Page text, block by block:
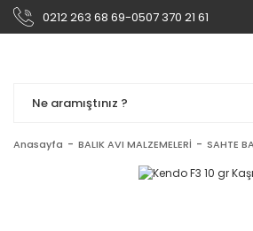
0212 263 68 69-0507 370 21 61
Anasayfa BALIK AVI MALZEMELERİ SAHTE